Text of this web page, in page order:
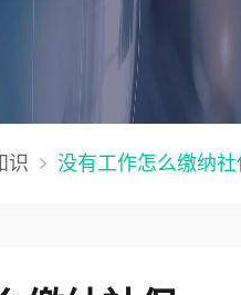
识 没有工作怎么缴纳社